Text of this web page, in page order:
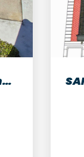
Appartement Carrières-Sur-Seine 3 pièces 49 m²